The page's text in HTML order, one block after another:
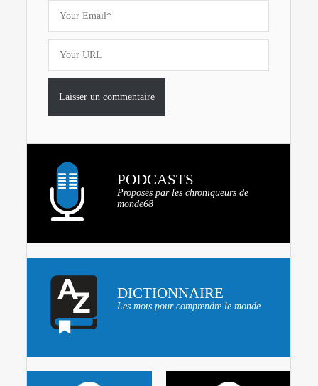
PODCASTS
Proposés par les chroniqueurs de
monde68
DICTIONNAIRE
Les mots pour comprendre le monde